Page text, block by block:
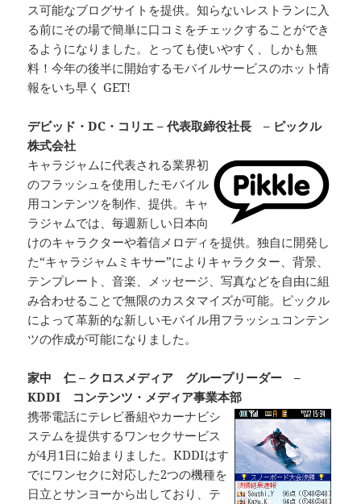
ス可能なブログサイトを提供。知らないレストランに入
る前にその場で簡単に口コミをチェックすることができ
るようになりました。とっても使いやすく、しかも無
料！今年の後半に開始するモバイルサービスのホット情
報をいち早く GET!
デビッド・DC・コリエ – 代表取締役社長 – ピックル
株式会社
キャラジャムに代表される業界初
のフラッシュを使用したモバイル
用コンテンツを制作、提供。キャ
ラジャムでは、毎週新しい日本向
けのキャラクターや着信メロディを提供。独自に開発し
た“キャラジャムミキサー”によりキャラクター、背景、
テンプレート、音楽、メッセージ、写真などを自由に組
み合わせることで無限のカスタマイズが可能。ピックル
によって革新的な新しいモバイル用フラッシュコンテン
ツの作成が可能になりました。
家中 仁 – クロスメディア グループリーダー –
KDDI コンテンツ・メディア事業本部
携帯電話にテレビ番組やカーナビシ
ステムを提供するワンセクサービス
が4月1日に始まりました。KDDIはす
でにワンセクに対応した2つの機種を
日立とサンヨーから出しており、テ